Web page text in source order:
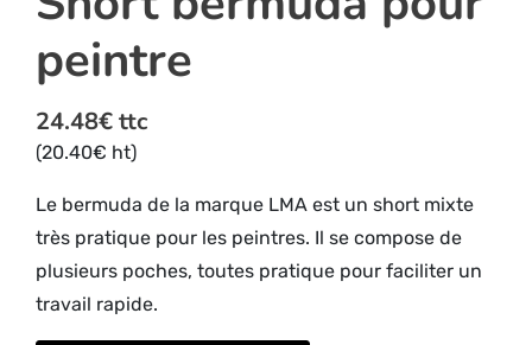
peintre
24.48€ttc
(20.40€ ht)
Le bermuda de la marque LMA est un short mixte
très pratique pour les peintres. Il se compose de
plusieurs poches, toutes pratique pour faciliter un
travail rapide.